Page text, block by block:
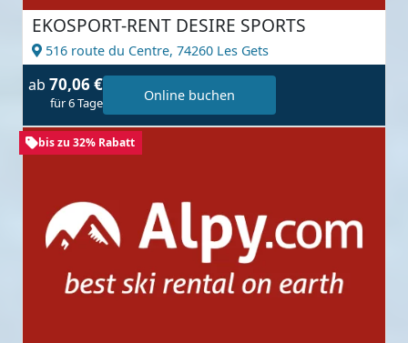
EKOSPORT-RENT DESIRE SPORTS
516 route du Centre, 74260 Les Gets
ab 70,06 €
für 6 Tage Online buchen
bis zu 32% Rabatt